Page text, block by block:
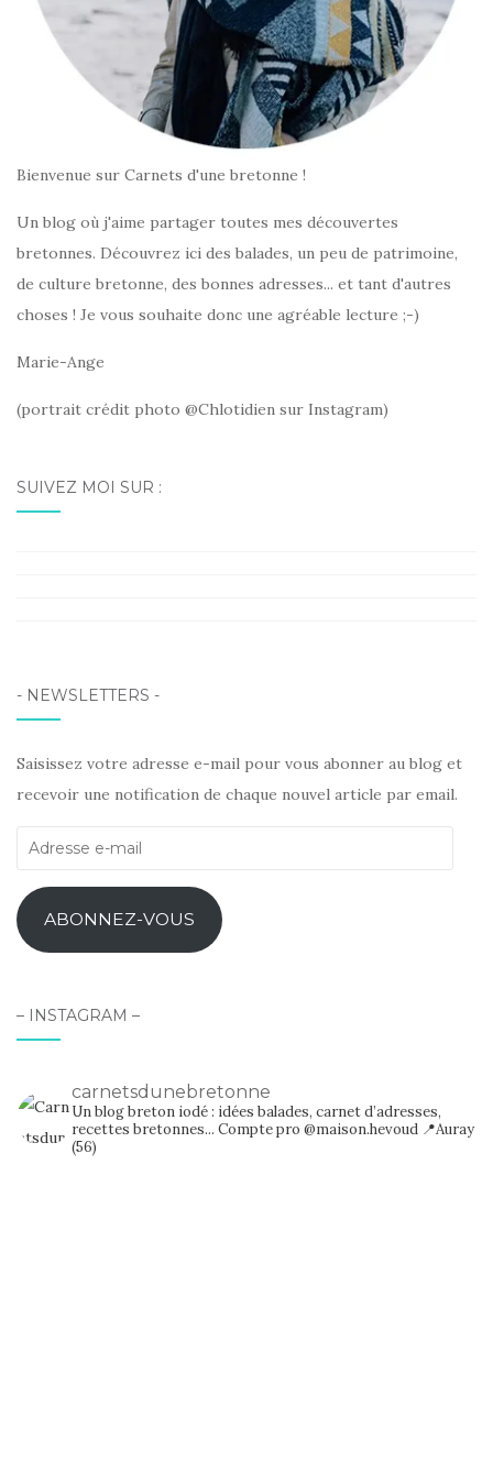
Bienvenue sur Carnets d'une bretonne !
Un blog où j'aime partager toutes mes découvertes
bretonnes. Découvrez ici des balades, un peu de patrimoine,
de culture bretonne, des bonnes adresses... et tant d'autres
choses ! Je vous souhaite donc une agréable lecture ;-)
Marie-Ange
(portrait crédit photo @Chlotidien sur Instagram)
SUIVEZ MOI SUR :
- NEWSLETTERS -
Saisissez votre adresse e-mail pour vous abonner au blog et
recevoir une notification de chaque nouvel article par email.
Adresse
mail
ABONNEZ-VOUS
– INSTAGRAM –
carnetsdunebretonne
Un blog breton iodé : idées balades, carnet d’adresses,
recettes bretonnes... Compte pro @maison.hevoud 📍Auray
(56)